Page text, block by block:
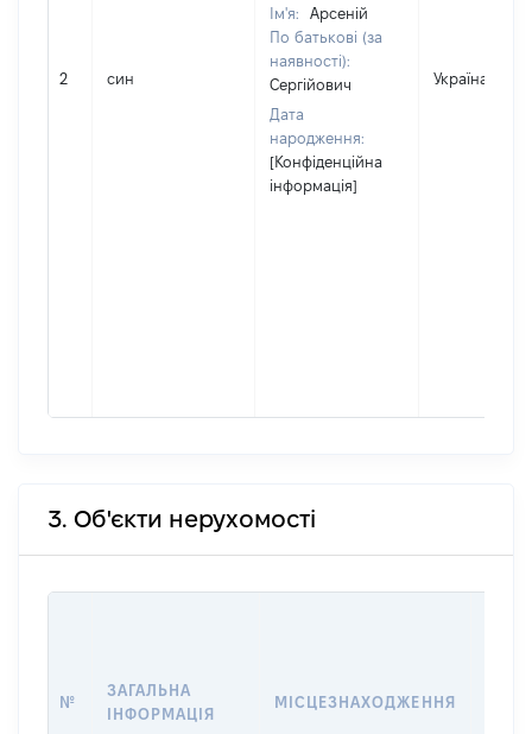
2 син
Ім'я:
Арсеній
По батькові (за
наявності):
Сергійович
Дата
народження:
[Конфіденційна
інформація]
Україна
3. Об'єкти нерухомості
№
ЗАГАЛЬНА
ІНФОРМАЦІЯ
МІСЦЕЗНАХОДЖЕННЯ